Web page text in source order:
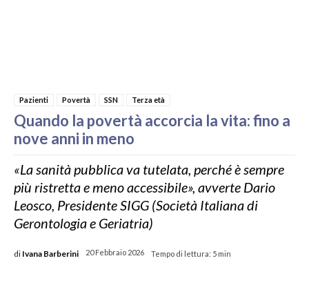
Pazienti Povertà SSN Terza età
Quando la povertà accorcia la vita: fino a
nove anni in meno
«La sanità pubblica va tutelata, perché è sempre
più ristretta e meno accessibile», avverte Dario
Leosco, Presidente SIGG (Società Italiana di
Gerontologia e Geriatria)
di Ivana Barberini 20 Febbraio 2026 Tempo di lettura: 5 min